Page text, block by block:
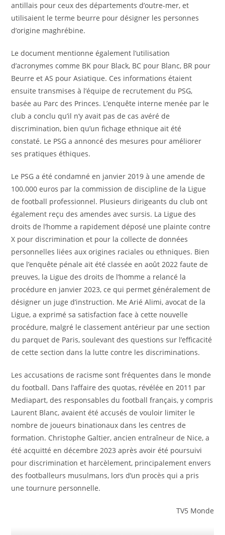
antillais pour ceux des départements d’outre-mer, et
utilisaient le terme beurre pour désigner les personnes
d’origine maghrébine.
Le document mentionne également l’utilisation
d’acronymes comme BK pour Black, BC pour Blanc, BR pour
Beurre et AS pour Asiatique. Ces informations étaient
ensuite transmises à l’équipe de recrutement du PSG,
basée au Parc des Princes. L’enquête interne menée par le
club a conclu qu’il n’y avait pas de cas avéré de
discrimination, bien qu’un fichage ethnique ait été
constaté. Le PSG a annoncé des mesures pour améliorer
ses pratiques éthiques.
Le PSG a été condamné en janvier 2019 à une amende de
100.000 euros par la commission de discipline de la Ligue
de football professionnel. Plusieurs dirigeants du club ont
également reçu des amendes avec sursis. La Ligue des
droits de l’homme a rapidement déposé une plainte contre
X pour discrimination et pour la collecte de données
personnelles liées aux origines raciales ou ethniques. Bien
que l’enquête pénale ait été classée en août 2022 faute de
preuves, la Ligue des droits de l’homme a relancé la
procédure en janvier 2023, ce qui permet généralement de
désigner un juge d’instruction. Me Arié Alimi, avocat de la
Ligue, a exprimé sa satisfaction face à cette nouvelle
procédure, malgré le classement antérieur par une section
du parquet de Paris, soulevant des questions sur l’efficacité
de cette section dans la lutte contre les discriminations.
Les accusations de racisme sont fréquentes dans le monde
du football. Dans l’affaire des quotas, révélée en 2011 par
Mediapart, des responsables du football français, y compris
Laurent Blanc, avaient été accusés de vouloir limiter le
nombre de joueurs binationaux dans les centres de
formation. Christophe Galtier, ancien entraîneur de Nice, a
été acquitté en décembre 2023 après avoir été poursuivi
pour discrimination et harcèlement, principalement envers
des footballeurs musulmans, lors d’un procès qui a pris
une tournure personnelle.
TV5 Monde